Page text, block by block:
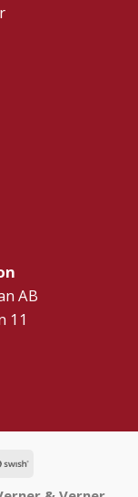
AB
11
Swish